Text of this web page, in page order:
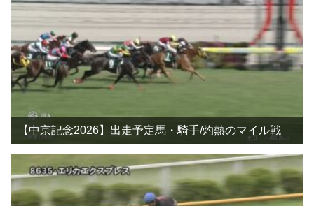
【中京記念2026】出走予定馬・騎手/灼熱のマイル戦